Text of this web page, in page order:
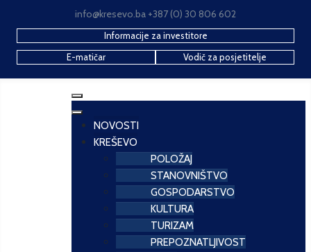
info@kresevo.ba +387 (0) 30 806 602
Informacije za investitore
E-matičar
Vodič za posjetitelje
NOVOSTI
KREŠEVO
POLOŽAJ
STANOVNIŠTVO
GOSPODARSTVO
KULTURA
TURIZAM
PREPOZNATLJIVOST